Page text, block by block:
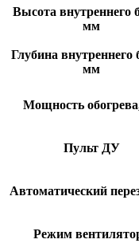
Высота внутреннего
мм
Глубина внутреннего
мм
Мощность
Пульт ДУ
Автоматический
Режим